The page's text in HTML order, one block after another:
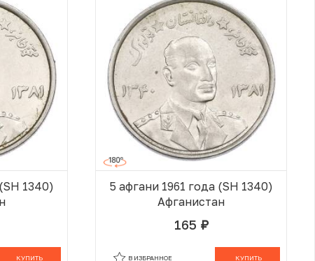
1340)
КУПИТЬ
5 афгани 1961 года (SH 1340)
Афганистан
165 руб.
КУПИТЬ
В ИЗБРАННОЕ